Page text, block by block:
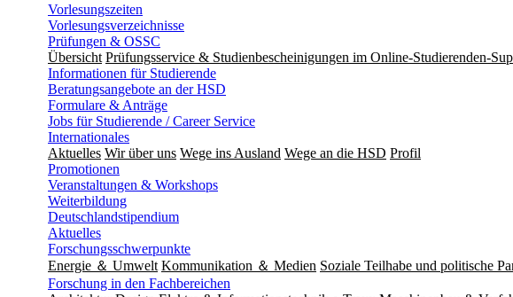
Vorlesungszeiten
Vorlesungsverzeichnisse
Prüfungen & OSSC
Übersicht Prüfungsservice & Studienbescheinigungen im Online-Studierenden-
Informationen für Studierende
Beratungsangebote an der HSD
Formulare & Anträge
Jobs für Studierende / Career Service
Internationales
Aktuelles Wir über uns Wege ins Ausland Wege an die HSD Profil
Promotionen
Veranstaltungen & Workshops
Weiterbildung
Deutschlandstipendium
Aktuelles
Forschungsschwerpunkte
Energie ＆ Umwelt Kommunikation ＆ Medien Soziale Teilhabe und politische
Forschung in den Fachbereichen